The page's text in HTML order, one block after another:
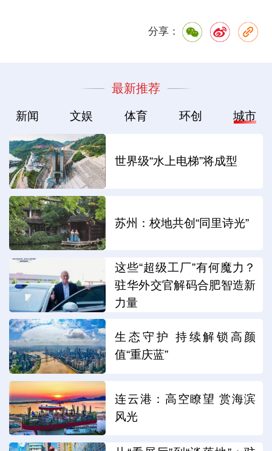
分享：
最新推荐
新闻 文娱 体育 环创 城市
世界级“水上电梯”将成型
苏州：校地共创“同里诗光”
这些“超级工厂”有何魔力？
驻华外交官解码合肥智造新
力量
生态守护 持续解锁高颜
值“重庆蓝”
连云港：高空瞭望 赏海滨
风光